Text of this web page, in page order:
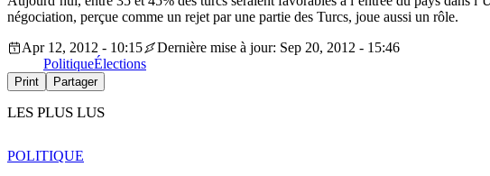
négociation, perçue comme un rejet par une partie des Turcs, joue aussi un rôle.
Apr 12, 2012 - 10:15
Dernière mise à jour: Sep 20, 2012 - 15:46
PolitiqueÉlections
Print Partager
LES PLUS LUS
POLITIQUE